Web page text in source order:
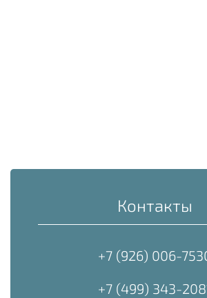
Контакты
+7 (926) 006-
+7 (499) 343-